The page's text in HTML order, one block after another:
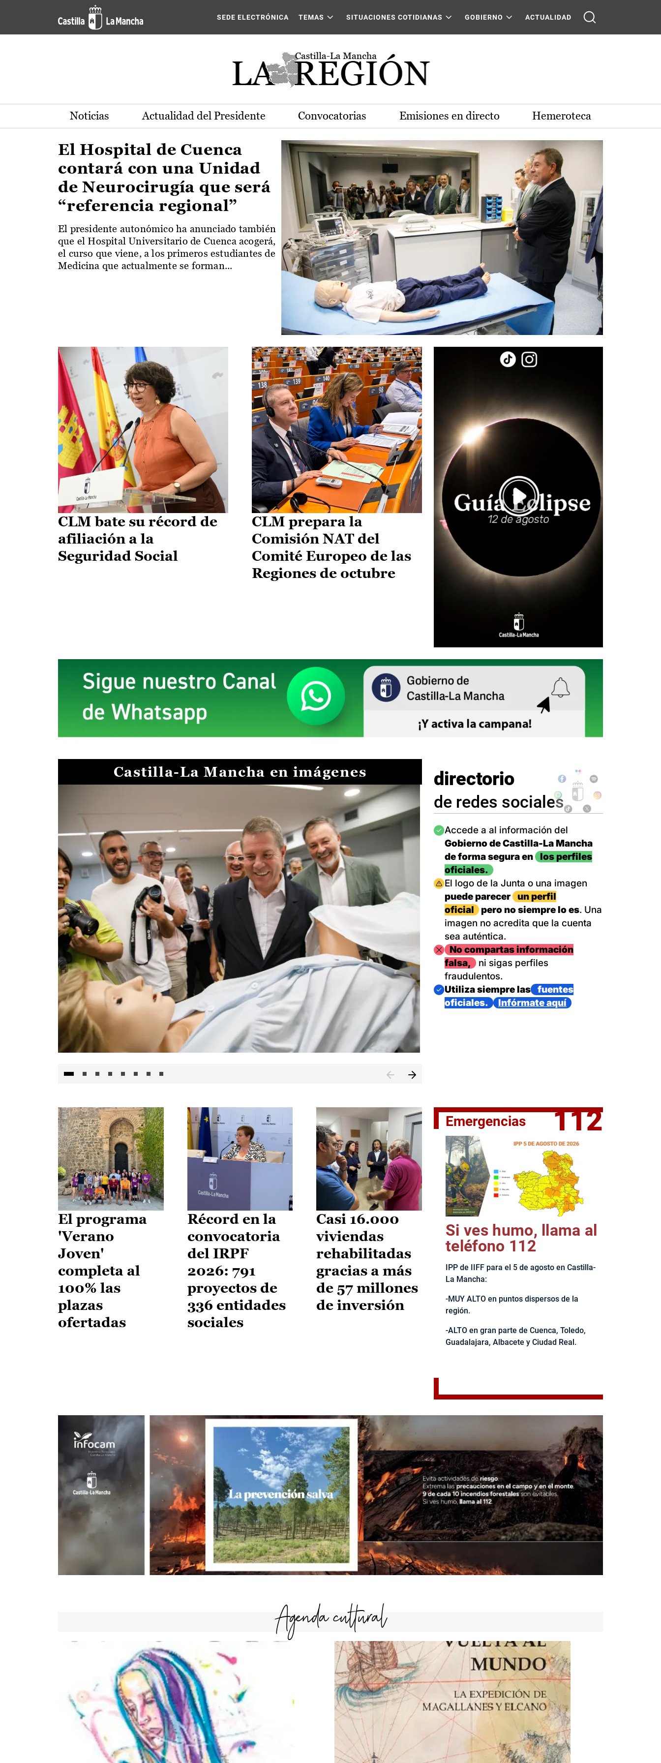
Pasar al contenido principal
Actualidad de la región de Castilla-La Mancha
SEDE ELECTRÓNICA TEMAS SITUACIONES COTIDIANAS GOBIERNO ACTUALIDAD
Noticias Actualidad del Presidente Convocatorias Emisiones en directo Hemeroteca
El Hospital de Cuenca
contará con una Unidad
de Neurocirugía que será
“referencia regional”
El presidente autonómico ha anunciado también
que el Hospital Universitario de Cuenca acogerá,
el curso que viene, a los primeros estudiantes de
Medicina que actualmente se forman...
CLM bate su récord de
afiliación a la
Seguridad Social
CLM prepara la
Comisión NAT del
Comité Europeo de las
Regiones de octubre
Castilla-La Mancha en imágenes
El jefe del Ejecutivo castellanomanchego, Emiliano García-
directorio
de redes sociales
Imagen
Accede a al información del
Gobierno de Castilla-La Mancha
de forma segura en
los perfiles
oficiales.
Imagen
El logo de la Junta o una imagen
puede parecer
un perfil
oficial
pero no siempre lo es. Una
imagen no acredita que la cuenta
sea auténtica.
ImagenNo compartas información
falsa,
ni sigas perfiles
fraudulentos.
Imagen
Utiliza siempre las
fuentes
oficiales.
Infórmate aquí
El programa
'Verano
Joven'
completa al
100% las
plazas
ofertadas
Récord en la
convocatoria
del IRPF
2026: 791
proyectos de
336 entidades
sociales
Casi 16.000
viviendas
rehabilitadas
gracias a más
de 57 millones
de inversión
Emergencias 112
Si ves humo, llama al
teléfono 112
IPP de IIFF para el 5 de agosto en Castilla-
La Mancha:
-MUY ALTO en puntos dispersos de la
región.
-ALTO en gran parte de Cuenca, Toledo,
Guadalajara, Albacete y Ciudad Real.
Agenda cultural